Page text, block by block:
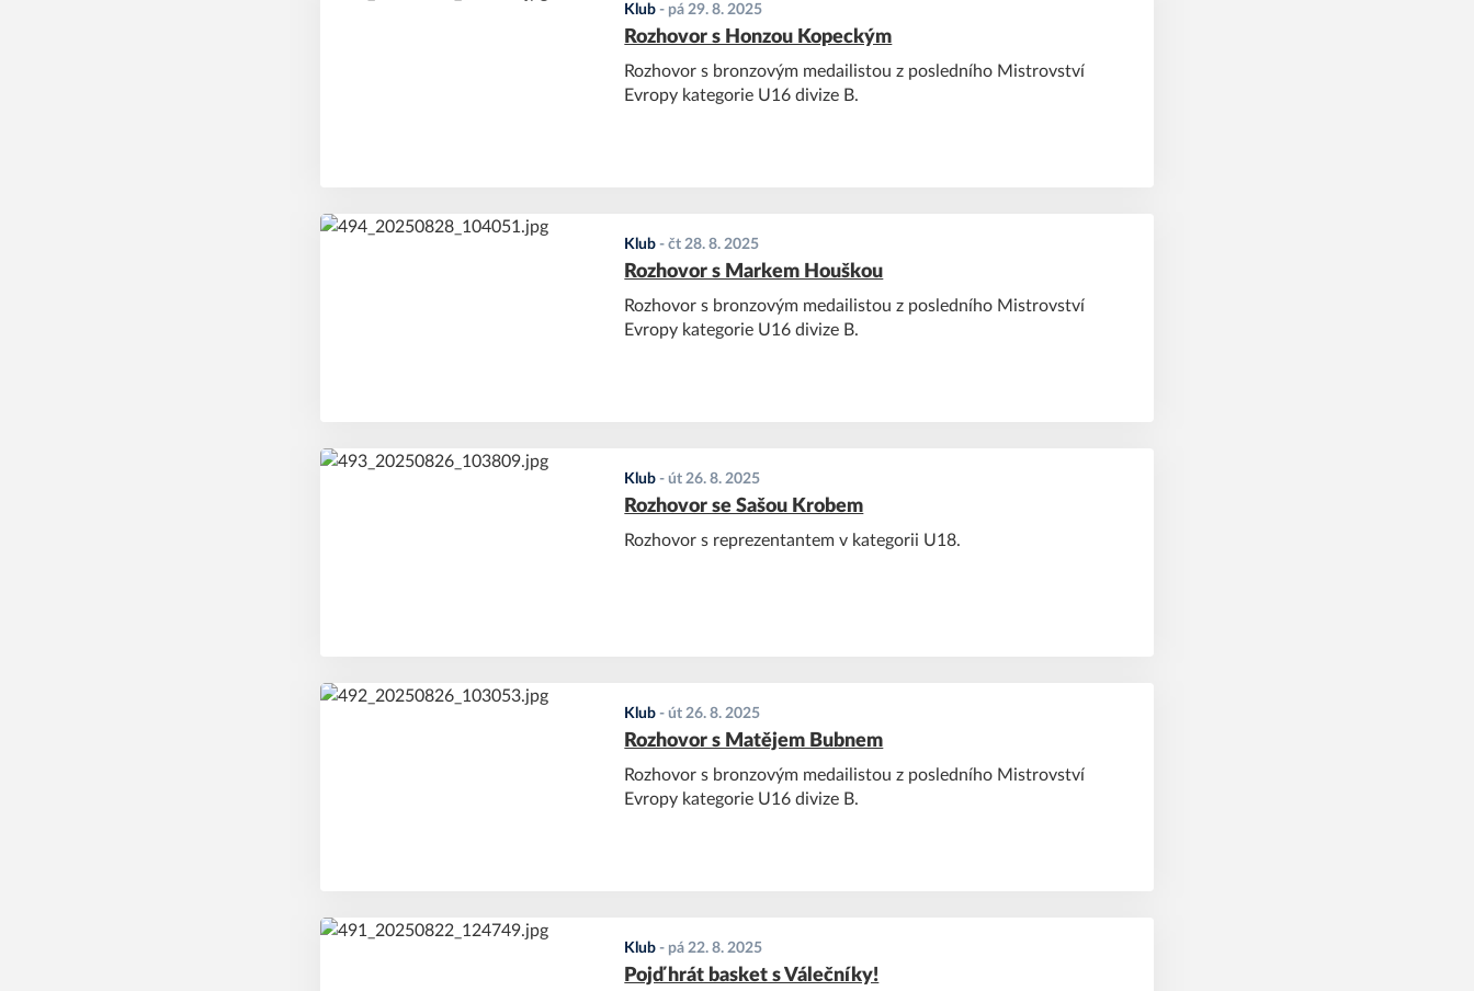
Klub - pá 29. 8. 2025
Rozhovor s Honzou Kopeckým
Rozhovor s bronzovým medailistou z posledního Mistrovství
Evropy kategorie U16 divize B.
Klub -čt 28. 8. 2025
Rozhovor s Markem Houškou
Rozhovor s bronzovým medailistou z posledního Mistrovství
Evropy kategorie U16 divize B.
Klub -út 26. 8. 2025
Rozhovor se Sašou Krobem
Rozhovor s reprezentantem v kategorii U18.
Klub -út 26. 8. 2025
Rozhovor s Matějem Bubnem
Rozhovor s bronzovým medailistou z posledního Mistrovství
Evropy kategorie U16 divize B.
Klub - pá 22. 8. 2025
Pojď hrát basket s Válečníky!